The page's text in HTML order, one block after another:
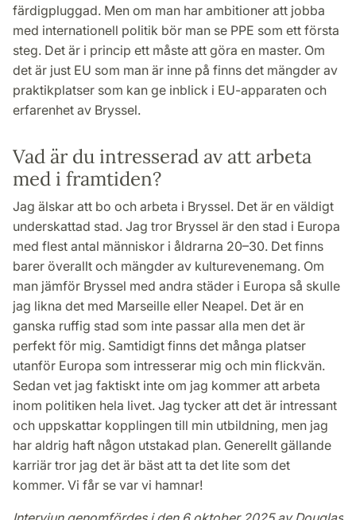
färdigpluggad. Men om man har ambitioner att jobba
med internationell politik bör man se PPE som ett första
steg. Det är i princip ett måste att göra en master. Om
det är just EU som man är inne på finns det mängder av
praktikplatser som kan ge inblick i EU-apparaten och
erfarenhet av Bryssel.
Vad är du intresserad av att arbeta
med i framtiden?
Jag älskar att bo och arbeta i Bryssel. Det är en väldigt
underskattad stad. Jag tror Bryssel är den stad i Europa
med flest antal människor i åldrarna 20–30. Det finns
barer överallt och mängder av kulturevenemang. Om
man jämför Bryssel med andra städer i Europa så skulle
jag likna det med Marseille eller Neapel. Det är en
ganska ruffig stad som inte passar alla men det är
perfekt för mig. Samtidigt finns det många platser
utanför Europa som intresserar mig och min flickvän.
Sedan vet jag faktiskt inte om jag kommer att arbeta
inom politiken hela livet. Jag tycker att det är intressant
och uppskattar kopplingen till min utbildning, men jag
har aldrig haft någon utstakad plan. Generellt gällande
karriär tror jag det är bäst att ta det lite som det
kommer. Vi får se var vi hamnar!